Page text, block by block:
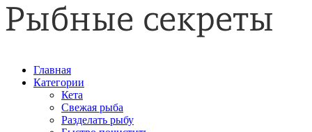
Главная
Категории
Кета
Свежая рыба
Разделать рыбу